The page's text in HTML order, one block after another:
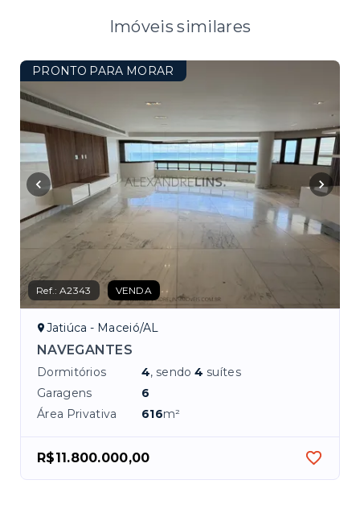
Imóveis similares
PRONTO PARA MORAR
Ref.:A2343 VENDA
Jatiúca - Maceió/AL
NAVEGANTES
Dormitórios 4, sendo4 suítes
Garagens
6
Área Privativa
616m²
R$11.800.000,00